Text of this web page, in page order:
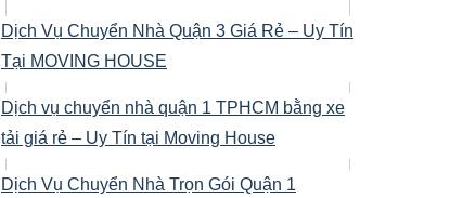
Dịch Vụ Chuyển Nhà Quận 3 Giá Rẻ – Uy Tín
Tại MOVING HOUSE
Dịch vụ chuyển nhà quận 1 TPHCM bằng xe
tải giá rẻ – Uy Tín tại Moving House
Dịch Vụ Chuyển Nhà Trọn Gói Quận 1